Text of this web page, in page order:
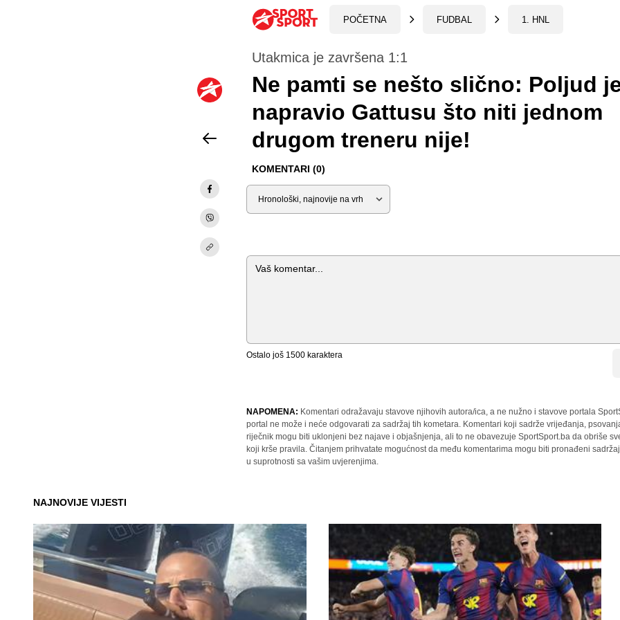
POČETNA FUDBAL 1. HNL
Utakmica je završena 1:1
Ne pamti se nešto slično: Poljud
napravio Gattusu što niti jednom
drugom treneru nije!
KOMENTARI (0)
Sortiraj
Komentar
Ostalo još 1500 karaktera
NAPOMENA: Komentari odražavaju stavove njihovih autora/ica, a ne nužno i stavove portala
portal ne može i neće odgovarati za sadržaj tih kometara. Komentari koji sadrže vrijeđanja,
riječnik mogu biti uklonjeni bez najave i objašnjenja, ali to ne obavezuje SportSport.ba da obriše
koji krše pravila. Čitanjem prihvatate mogućnost da među komentarima mogu biti pronađeni
u suprotnosti sa vašim uvjerenjima.
NAJNOVIJE VIJESTI